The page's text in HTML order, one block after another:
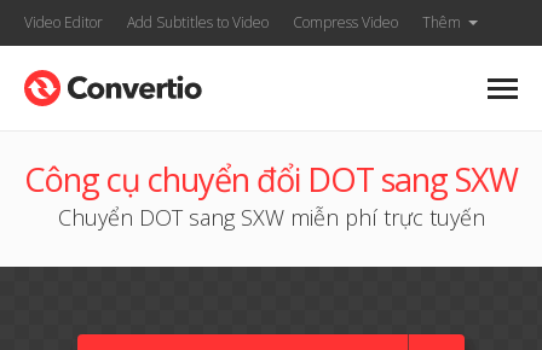
Video Editor Add Subtitles to Video Compress Video Thêm
Công cụ chuyển đổi DOT sang SXW
Chuyển DOT sang SXW miễn phí trực tuyến